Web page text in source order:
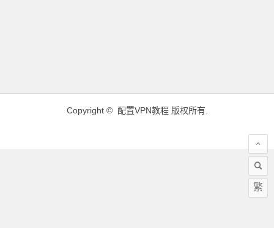
Copyright © 配置VPN教程版权所有.
繁